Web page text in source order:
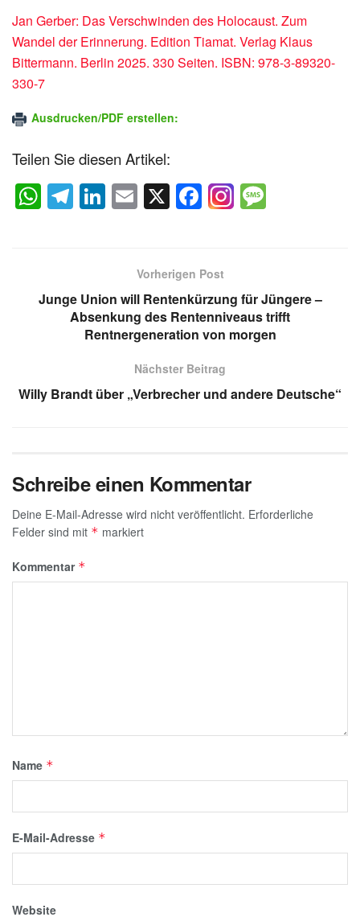
Jan Gerber: Das Verschwinden des Holocaust. Zum
Wandel der Erinnerung. Edition Tiamat. Verlag Klaus
Bittermann. Berlin 2025. 330 Seiten. ISBN: 978-3-89320-
330-7
Ausdrucken/PDF erstellen:
Teilen Sie diesen Artikel:
W
A
T
a
m
Li
dI
n
E X F
e
b
o
o
k
g
e
Vorherigen Post
Junge Union will Rentenkürzung für Jüngere –
Absenkung des Rentenniveaus trifft
Rentnergeneration von morgen
Nächster Beitrag
Willy Brandt über „Verbrecher und andere Deutsche“
Schreibe einen Kommentar
Deine E-Mail-Adresse wird nicht veröffentlicht. Erforderliche
Felder sind mit * markiert
Kommentar *
Name *
E-Mail-Adresse *
Website